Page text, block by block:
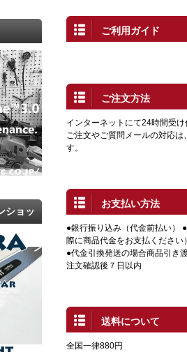
ご利用ガイド
ご注文方法
インターネットにて24時間受
ご注文やご質問メールの対応
す。
お支払い方法
●銀行振り込み（代金前払い）
際に商品代金をお支払ください
●代金引換発送の場合商品引き
注文確認後７日以内
送料について
全国一律880円
ショッ